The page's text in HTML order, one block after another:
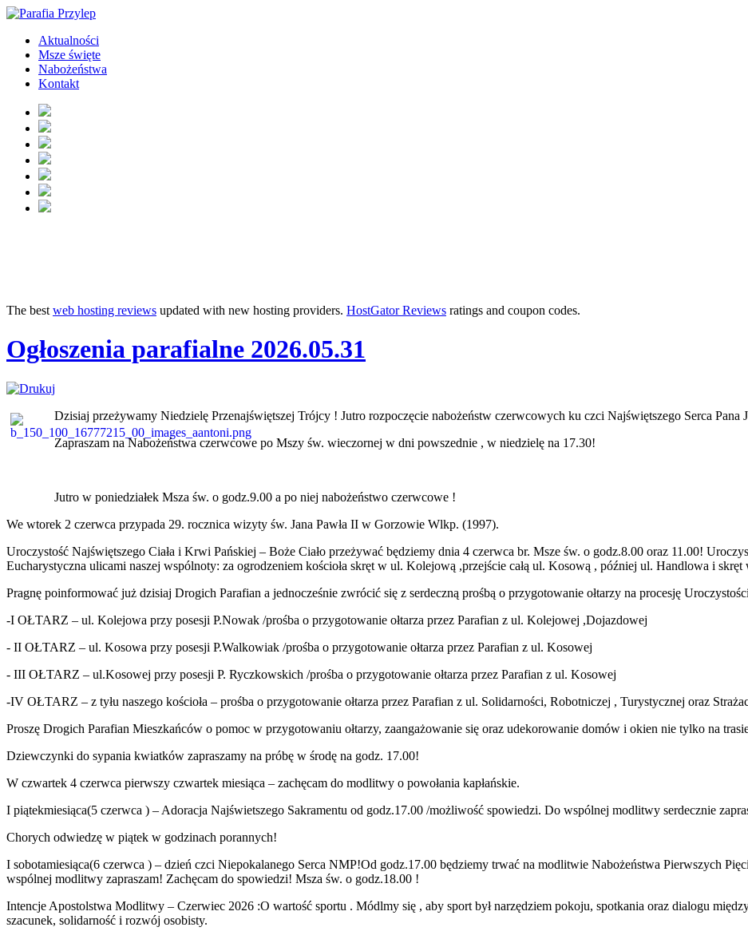
Aktualności
Msze święte
Nabożeństwa
Kontakt
The best web hosting reviews updated with new hosting providers. HostGator Reviews ratings and coupon codes.
Ogłoszenia parafialne 2026.05.31
Dzisiaj przeżywamy Niedzielę Przenajświętszej Trójcy ! Jutro rozpoczęcie nabożeństw czerwcowych ku czci Najświętszego Serca Pana
Zapraszam na Nabożeństwa czerwcowe po Mszy św. wieczornej w dni powszednie , w niedzielę na 17.30!
Jutro w poniedziałek Msza św. o godz.9.00 a po niej nabożeństwo czerwcowe !
We wtorek 2 czerwca przypada 29. rocznica wizyty św. Jana Pawła II w Gorzowie Wlkp. (1997).
Uroczystość Najświętszego Ciała i Krwi Pańskiej – Boże Ciało przeżywać będziemy dnia 4 czerwca br. Msze św. o godz.8.00 oraz 11.00!
Eucharystyczna ulicami naszej wspólnoty: za ogrodzeniem kościoła skręt w ul. Kolejową ,przejście całą ul. Kosową , później ul. Handlowa i skręt
Pragnę poinformować już dzisiaj Drogich Parafian a jednocześnie zwrócić się z serdeczną prośbą o przygotowanie ołtarzy na procesję
-I OŁTARZ – ul. Kolejowa przy posesji P.Nowak /prośba o przygotowanie ołtarza przez Parafian z ul. Kolejowej ,Dojazdowej
- II OŁTARZ – ul. Kosowa przy posesji P.Walkowiak /prośba o przygotowanie ołtarza przez Parafian z ul. Kosowej
- III OŁTARZ – ul.Kosowej przy posesji P. Ryczkowskich /prośba o przygotowanie ołtarza przez Parafian z ul. Kosowej
-IV OŁTARZ – z tyłu naszego kościoła – prośba o przygotowanie ołtarza przez Parafian z ul. Solidarności, Robotniczej , Turystycznej oraz
Proszę Drogich Parafian Mieszkańców o pomoc w przygotowaniu ołtarzy, zaangażowanie się oraz udekorowanie domów i okien nie tylko na
Dziewczynki do sypania kwiatków zapraszamy na próbę w środę na godz. 17.00!
W czwartek 4 czerwca pierwszy czwartek miesiąca – zachęcam do modlitwy o powołania kapłańskie.
I piątekmiesiąca(5 czerwca ) – Adoracja Najświetszego Sakramentu od godz.17.00 /możliwość spowiedzi. Do wspólnej modlitwy serdecznie
Chorych odwiedzę w piątek w godzinach porannych!
I sobotamiesiąca(6 czerwca ) – dzień czci Niepokalanego Serca NMP!Od godz.17.00 będziemy trwać na modlitwie Nabożeństwa Pierwszych
wspólnej modlitwy zapraszam! Zachęcam do spowiedzi! Msza św. o godz.18.00 !
Intencje Apostolstwa Modlitwy – Czerwiec 2026 :O wartość sportu . Módlmy się , aby sport był narzędziem pokoju, spotkania oraz dialogu
szacunek, solidarność i rozwój osobisty.